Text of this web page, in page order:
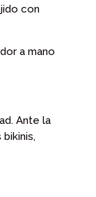
con
a mano
Ante la